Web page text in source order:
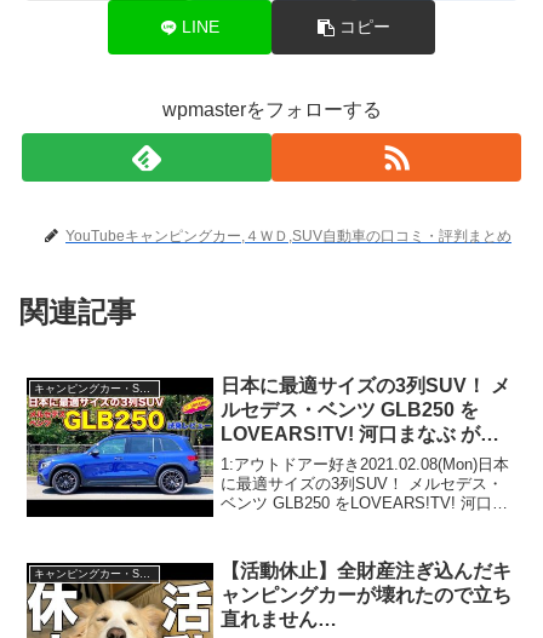
LINE コピー
wpmasterをフォローする
YouTubeキャンピングカー,４ＷＤ,SUV自動車の口コミ・評判まとめ
関連記事
キャンピングカー・SUV人気車種
日本に最適サイズの3列SUV！ メ
ルセデス・ベンツ GLB250 を
LOVEARS!TV! 河口まなぶ が試
乗レビュー
1:アウトドアー好き2021.02.08(Mon)日本
に最適サイズの3列SUV！ メルセデス・
ベンツ GLB250 をLOVEARS!TV! 河口ま
好き2021.0...
【活動休止】全財産注ぎ込んだキ
ャンピングカーが壊れたので立ち
直れません…